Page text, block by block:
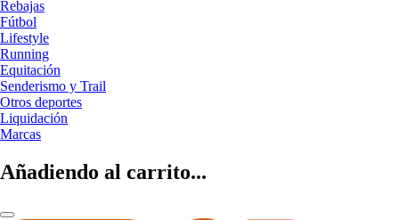
Rebajas
Fútbol
Lifestyle
Running
Equitación
Senderismo y Trail
Otros deportes
Liquidación
Marcas
Añadiendo al carrito...